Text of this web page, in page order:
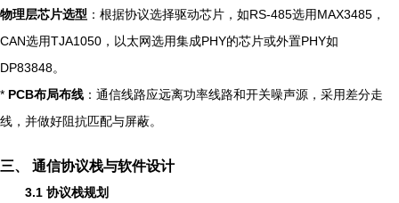
物理层芯片选型 ：根据协议选择驱动芯片，如RS-485选用MAX3485，
CAN选用TJA1050，以太网选用集成PHY的芯片或外置PHY如
DP83848。
* PCB布局布线 ：通信线路应远离功率线路和开关噪声源，采用差分走
线，并做好阻抗匹配与屏蔽。
三、 通信协议栈与软件设计
3.1 协议栈规划